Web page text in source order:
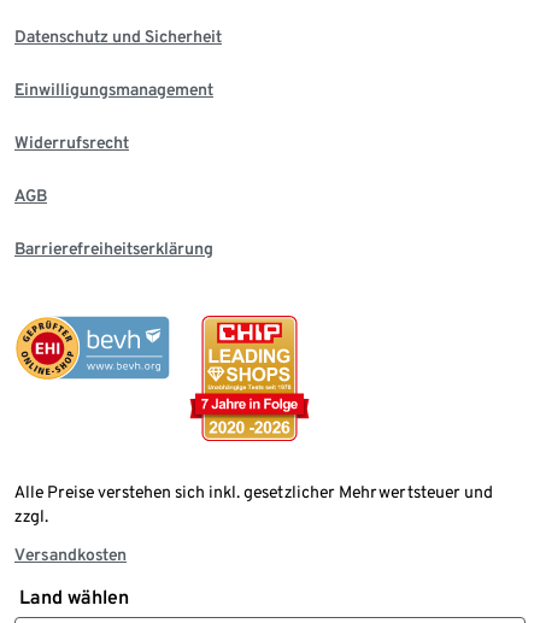
Datenschutz und Sicherheit
Einwilligungsmanagement
Widerrufsrecht
AGB
Barrierefreiheitserklärung
Alle Preise verstehen sich inkl. gesetzlicher Mehrwertsteuer und
zzgl.
Versandkosten
Land wählen